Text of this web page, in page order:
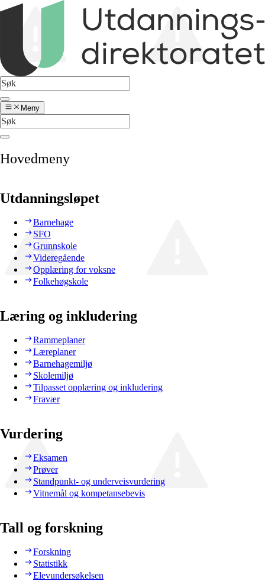
Meny
Hovedmeny
Utdanningsløpet
Barnehage
SFO
Grunnskole
Videregående
Opplæring for voksne
Folkehøgskole
Læring og inkludering
Rammeplaner
Læreplaner
Barnehagemiljø
Skolemiljø
Tilpasset opplæring og inkludering
Fravær
Vurdering
Eksamen
Prøver
Standpunkt- og underveisvurdering
Vitnemål og kompetansebevis
Tall og forskning
Forskning
Statistikk
Elevundersøkelsen